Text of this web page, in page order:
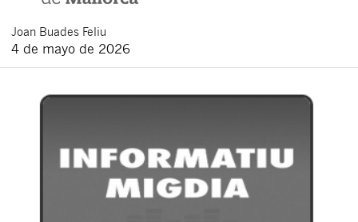
Joan Buades Feliu
4 de mayo de 2026